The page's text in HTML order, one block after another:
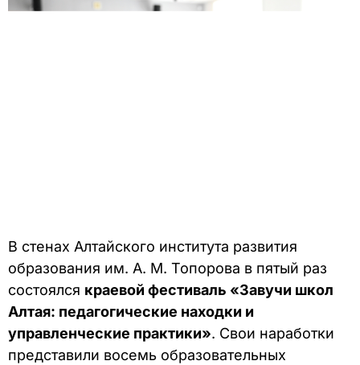
В стенах Алтайского института развития
образования им. А. М. Топорова в пятый раз
состоялся краевой фестиваль «Завучи школ
Алтая: педагогические находки и
управленческие практики». Свои наработки
представили восемь образовательных